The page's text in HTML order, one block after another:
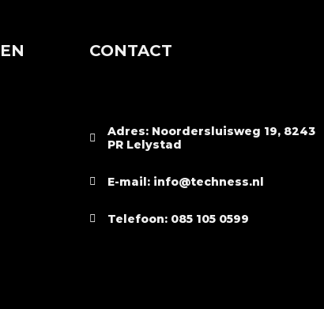
CONTACT
Adres: Noordersluisweg 19, 8243
PR Lelystad
E-mail: info@techness.nl
Telefoon: 085 105 0599